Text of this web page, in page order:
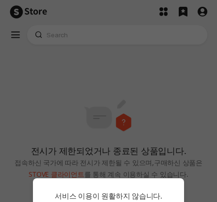
Store
전시가 제한되었거나 종료된 상품입니다.
접속하신 국가에 따라 전시가 제한될 수 있으며,구매하신 상품은
STOVE 클라이언트를 통해 계속 이용하실 수 있습니다.
홈으로
서비스 이용이 원활하지 않습니다.